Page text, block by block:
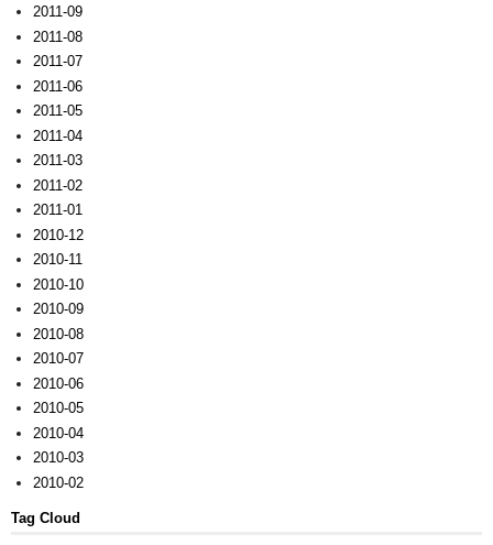
2011-09
2011-08
2011-07
2011-06
2011-05
2011-04
2011-03
2011-02
2011-01
2010-12
2010-11
2010-10
2010-09
2010-08
2010-07
2010-06
2010-05
2010-04
2010-03
2010-02
Tag Cloud